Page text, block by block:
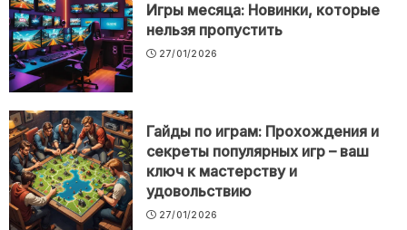
Игры месяца: Новинки, которые
нельзя пропустить
27/01/2026
Гайды по играм: Прохождения и
секреты популярных игр – ваш
ключ к мастерству и
удовольствию
27/01/2026